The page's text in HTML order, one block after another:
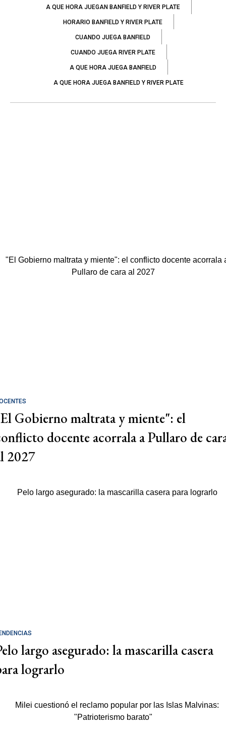
A QUE HORA JUEGAN BANFIELD Y RIVER PLATE
HORARIO BANFIELD Y RIVER PLATE
CUANDO JUEGA BANFIELD
CUANDO JUEGA RIVER PLATE
A QUE HORA JUEGA BANFIELD
A QUE HORA JUEGA BANFIELD Y RIVER PLATE
Gobierno maltrata y miente": el
docente acorrala a Pullaro de
2027
largo asegurado: la mascarilla casera
lograrlo